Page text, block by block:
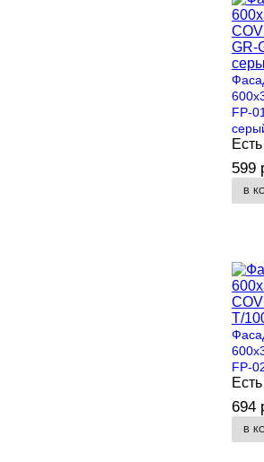
FP-
599
В
FP-
694
В